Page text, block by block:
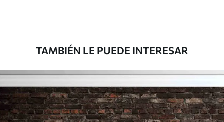
Vinilo Premium
199833.33119900.00$/m²
TAMBIÉN LE PUEDE INTERESAR